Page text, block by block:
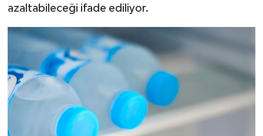
azaltabileceği ifade ediliyor.